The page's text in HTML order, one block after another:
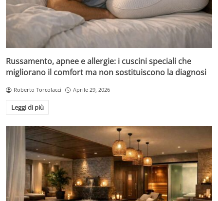
Russamento, apnee e allergie: i cuscini speciali che
migliorano il comfort ma non sostituiscono la diagnosi
Roberto Torcolacci Aprile 29, 2026
Leggi di più